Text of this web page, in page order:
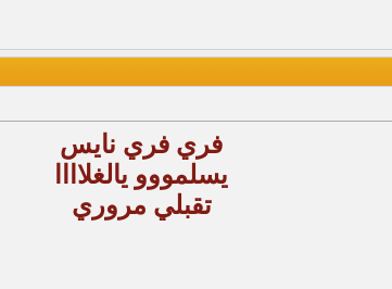
فري فري نايس
يسلمووو يالغلاااا
تقبلي مروري